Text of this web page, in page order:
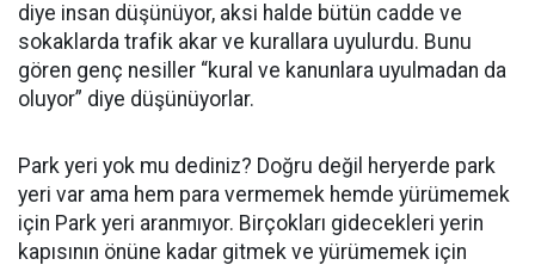
diye insan düşünüyor, aksi halde bütün cadde ve
sokaklarda trafik akar ve kurallara uyulurdu. Bunu
gören genç nesiller “kural ve kanunlara uyulmadan da
oluyor” diye düşünüyorlar.
Park yeri yok mu dediniz? Doğru değil heryerde park
yeri var ama hem para vermemek hemde yürümemek
için Park yeri aranmıyor. Birçokları gidecekleri yerin
kapısının önüne kadar gitmek ve yürümemek için